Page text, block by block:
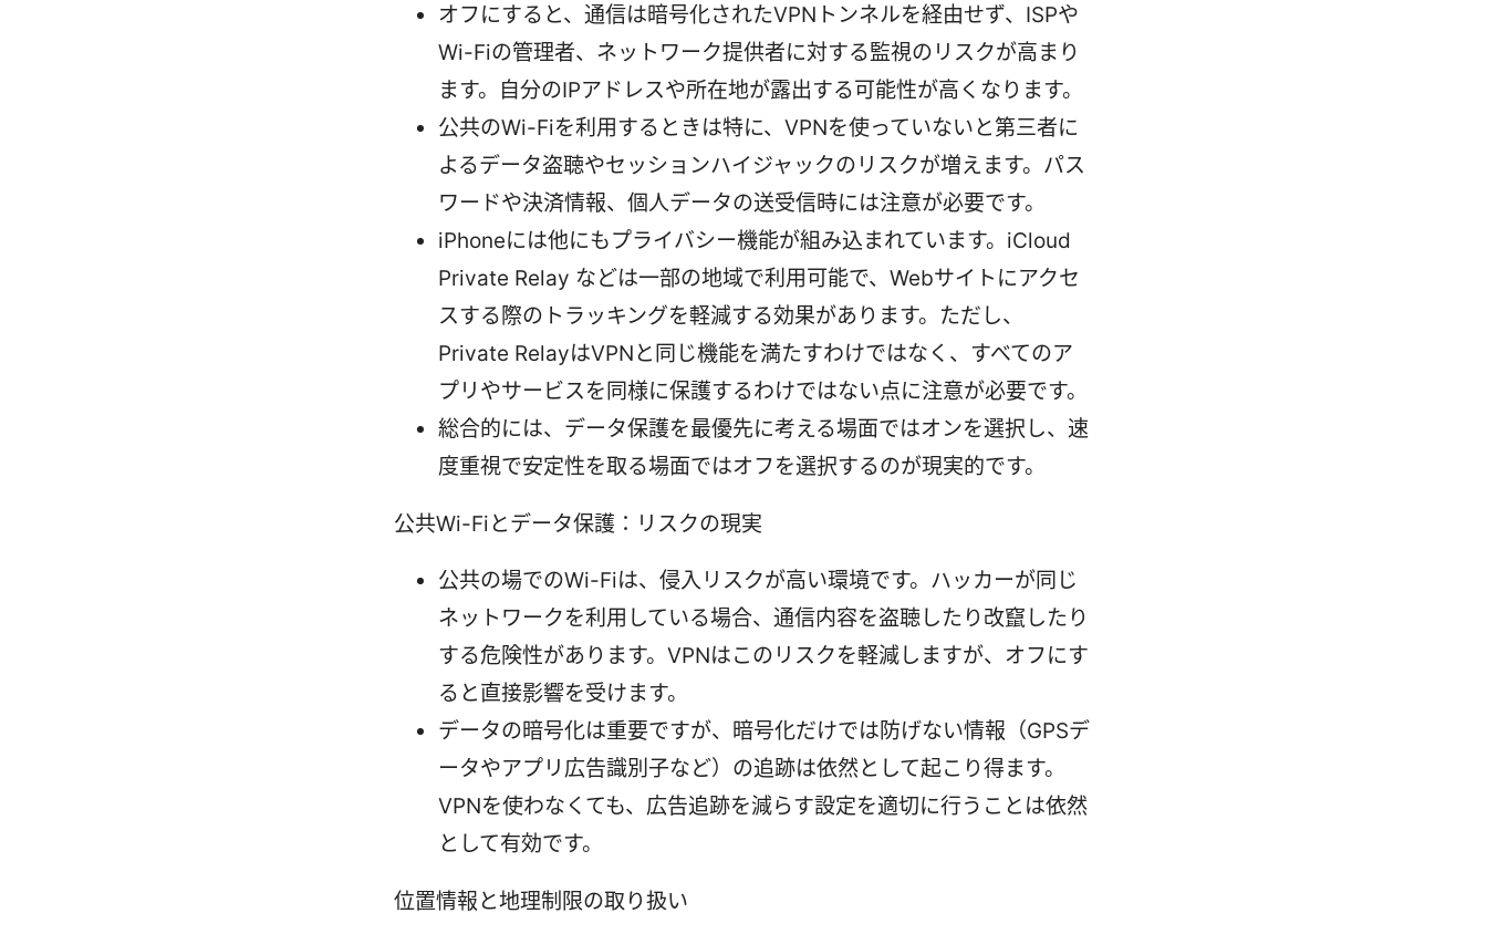
オフにすると、通信は暗号化されたVPNトンネルを経由せず、ISPや
Wi-Fiの管理者、ネットワーク提供者に対する監視のリスクが高まり
ます。自分のIPアドレスや所在地が露出する可能性が高くなります。
公共のWi-Fiを利用するときは特に、VPNを使っていないと第三者に
よるデータ盗聴やセッションハイジャックのリスクが増えます。パス
ワードや決済情報、個人データの送受信時には注意が必要です。
iPhoneには他にもプライバシー機能が組み込まれています。iCloud
Private Relay などは一部の地域で利用可能で、Webサイトにアクセ
スする際のトラッキングを軽減する効果があります。ただし、
Private RelayはVPNと同じ機能を満たすわけではなく、すべてのア
プリやサービスを同様に保護するわけではない点に注意が必要です。
総合的には、データ保護を最優先に考える場面ではオンを選択し、速
度重視で安定性を取る場面ではオフを選択するのが現実的です。
公共Wi-Fiとデータ保護：リスクの現実
公共の場でのWi-Fiは、侵入リスクが高い環境です。ハッカーが同じ
ネットワークを利用している場合、通信内容を盗聴したり改竄したり
する危険性があります。VPNはこのリスクを軽減しますが、オフにす
ると直接影響を受けます。
データの暗号化は重要ですが、暗号化だけでは防げない情報（GPSデ
ータやアプリ広告識別子など）の追跡は依然として起こり得ます。
VPNを使わなくても、広告追跡を減らす設定を適切に行うことは依然
として有効です。
位置情報と地理制限の取り扱い